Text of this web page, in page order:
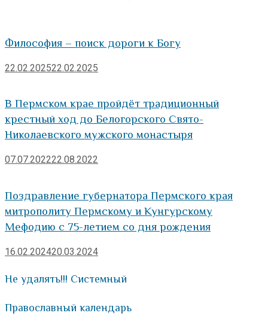
Философия – поиск дороги к Богу
22.02.202522.02.2025
В Пермском крае пройдёт традиционный
крестный ход до Белогорского Свято-
Николаевского мужского монастыря
07.07.202222.08.2022
Поздравление губернатора Пермского края
митрополиту Пермскому и Кунгурскому
Мефодию с 75-летием со дня рождения
16.02.202420.03.2024
Не удалять!!! Системный
Православный календарь